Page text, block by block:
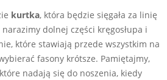
kurtka, która będzie sięgała za linię
dolnej części kręgosłupa i
które stawiają przede wszystkim na
fasony krótsze. Pamiętajmy,
nadają się do noszenia, kiedy